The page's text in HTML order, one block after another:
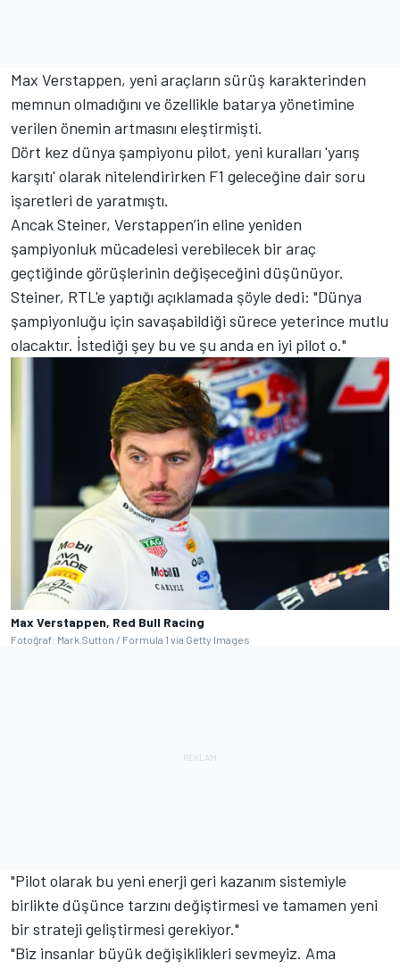
Max Verstappen, yeni araçların sürüş karakterinden
memnun olmadığını ve özellikle batarya yönetimine
verilen önemin artmasını eleştirmişti.
Dört kez dünya şampiyonu pilot, yeni kuralları 'yarış
karşıtı' olarak nitelendirirken F1 geleceğine dair soru
işaretleri de yaratmıştı.
Ancak Steiner, Verstappen’in eline yeniden
şampiyonluk mücadelesi verebilecek bir araç
geçtiğinde görüşlerinin değişeceğini düşünüyor.
Steiner, RTL'e yaptığı açıklamada şöyle dedi: "Dünya
şampiyonluğu için savaşabildiği sürece yeterince mutlu
olacaktır. İstediği şey bu ve şu anda en iyi pilot o."
Max Verstappen, Red Bull Racing
Fotoğraf: Mark Sutton / Formula 1 via Getty Images
"Pilot olarak bu yeni enerji geri kazanım sistemiyle
birlikte düşünce tarzını değiştirmesi ve tamamen yeni
bir strateji geliştirmesi gerekiyor."
"Biz insanlar büyük değişiklikleri sevmeyiz. Ama